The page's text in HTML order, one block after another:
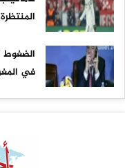
الضغوط
في